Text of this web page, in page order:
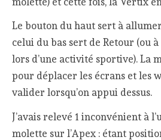
Le bouton du haut sert à
celui du bas sert de Retour (ou
lors d’une activité sportive). La
pour déplacer les écrans et les
valider lorsqu’on appui dessus.
J’avais relevé 1 inconvénient à
molette sur l’Apex : étant